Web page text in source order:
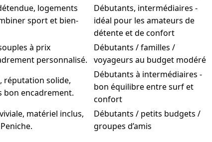
logements
sport et bien-
Débutants, intermédiaires -
idéal pour les amateurs de
détente et de confort
à prix
personnalisé.
Débutants / familles /
voyageurs au budget modéré
réputation solide,
bon encadrement.
Débutants à intermédiaires -
bon équilibre entre surf et
confort
matériel inclus,
Débutants / petits budgets /
groupes d’amis